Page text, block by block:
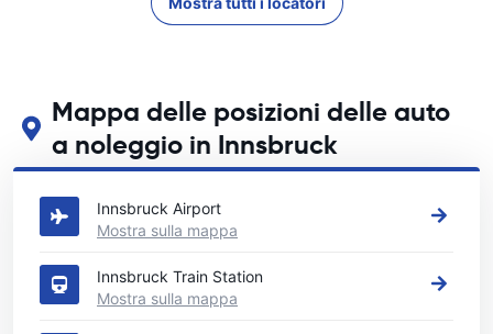
Mappa delle posizioni delle auto
a noleggio in Innsbruck
Guarda le nostre principali sedi di autonoleggio in Innsbruck
Innsbruck Airport
Mostra sulla mappa
Innsbruck Train Station
Mostra sulla mappa